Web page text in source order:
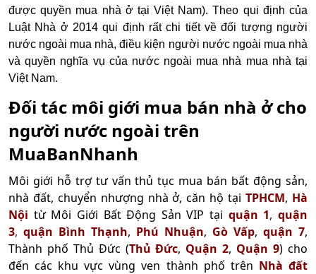
được quyền mua nhà ở tại Việt Nam). Theo qui định của
Luật Nhà ở 2014 qui định rất chi tiết về đối tượng người
nước ngoài mua nhà, điều kiện người nước ngoài mua nhà
và quyền nghĩa vụ của nước ngoài mua nhà mua nhà tại
Việt Nam.
Đối tác môi giới mua bán nhà ở cho
người nước ngoài trên
MuaBanNhanh
Môi giới hỗ trợ tư vấn thủ tục mua bán bất động sản,
nhà đất, chuyển nhượng nhà ở, căn hộ tạiTPHCM, Hà
Nội từ Môi Giới Bất Động Sản VIP tại quận 1, quận
3, quận Bình Thạnh, Phú Nhuận, Gò Vấp, quận 7,
Thành phố Thủ Đức (Thủ Đức, Quận 2, Quận 9) cho
đến các khu vực vùng ven thành phố trên Nhà đất